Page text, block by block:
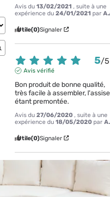
Avis du13/02/2021 , suite à une
expérience du24/01/2021 par
Utile(0)Signaler
5/5
Avis vérifié
Bon produit de bonne qualité,
très facile à assembler, l'assise
étant premontée.
Avis du27/06/2020 , suite à une
expérience du18/05/2020 par
Utile(0)Signaler